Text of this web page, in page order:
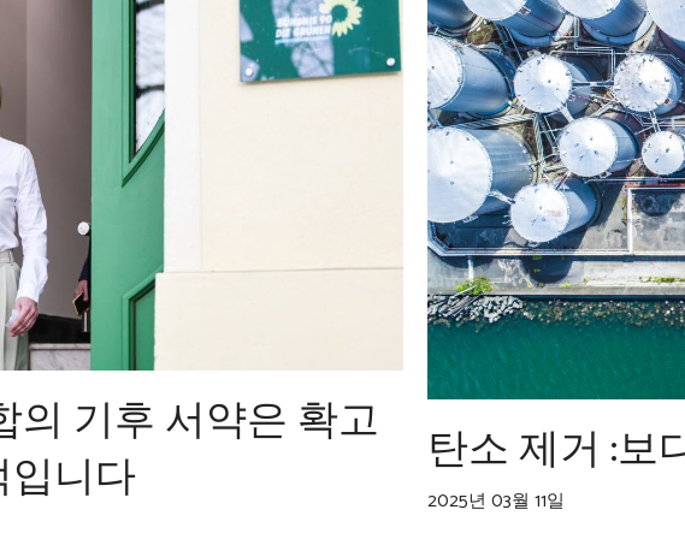
의 기후 서약은 확고
니다
탄소 제거 :보
2025년 03월 11일